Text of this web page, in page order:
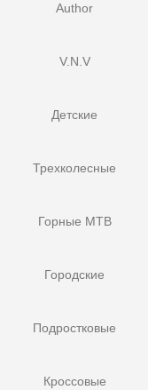
Author
V.N.V
Детские
Трехколесные
Горные MTB
Городские
Подростковые
Кроссовые